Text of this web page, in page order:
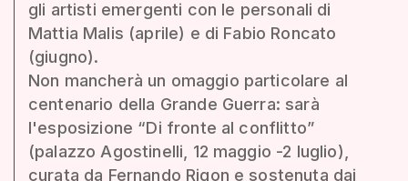
gli artisti emergenti con le personali di
Mattia Malis (aprile) e di Fabio Roncato
(giugno).
Non mancherà un omaggio particolare al
centenario della Grande Guerra: sarà
l'esposizione “Di fronte al conflitto”
(palazzo Agostinelli, 12 maggio -2 luglio),
curata da Fernando Rigon e sostenuta dai